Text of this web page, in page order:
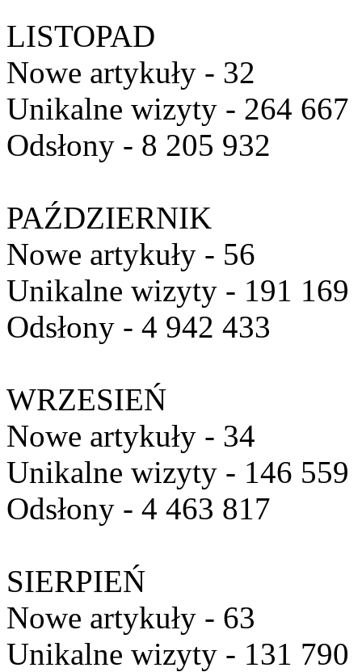
LISTOPAD
Nowe artykuły - 32
Unikalne wizyty - 264 667
Odsłony - 8 205 932
PAŹDZIERNIK
Nowe artykuły - 56
Unikalne wizyty - 191 169
Odsłony - 4 942 433
WRZESIEŃ
Nowe artykuły - 34
Unikalne wizyty - 146 559
Odsłony - 4 463 817
SIERPIEŃ
Nowe artykuły - 63
Unikalne wizyty - 131 790